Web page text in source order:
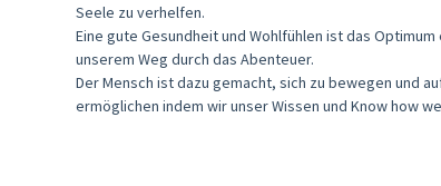
Seele zu verhelfen.
Eine gute Gesundheit und Wohlfühlen ist das
unserem Weg durch das Abenteuer.
Der Mensch ist dazu gemacht, sich zu bewegen und
ermöglichen indem wir unser Wissen und Know how